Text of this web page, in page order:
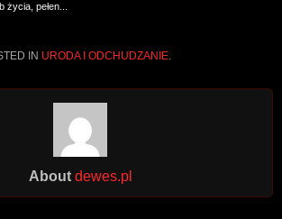
życia, pełen...
IN URODA I ODCHUDZANIE.
About dewes.pl